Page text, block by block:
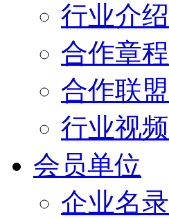
行业介绍
合作章程
合作联盟
行业视频
会员单位
企业名录